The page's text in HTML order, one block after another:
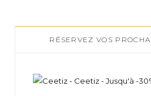
RÉSERVEZ VOS